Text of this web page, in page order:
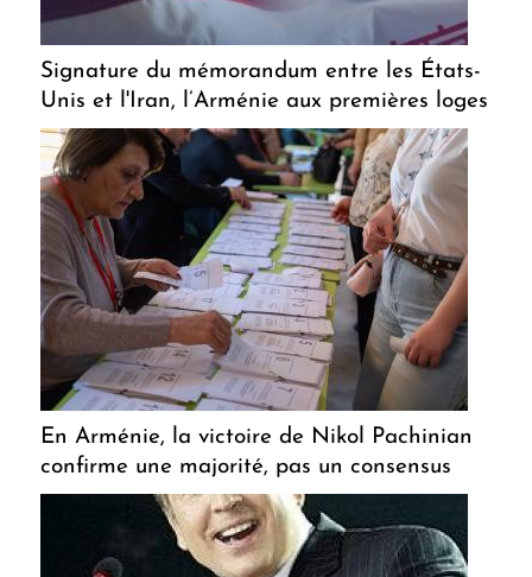
Signature du mémorandum entre les États-
Unis et l'Iran, l’Arménie aux premières loges
En Arménie, la victoire de Nikol Pachinian
confirme une majorité, pas un consensus